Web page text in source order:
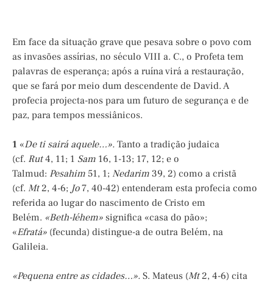
Em face da situação grave que pesava sobre o povo com
as invasões assírias, no século VIII a. C., o Profeta tem
palavras de esperança; após a ruína virá a restauração,
que se fará por meio dum descendente de David. A
profecia projecta-nos para um futuro de segurança e de
paz, para tempos messiânicos.
1 «De ti sairá aquele…». Tanto a tradição judaica
(cf. Rut4, 11; 1 Sam 16, 1-13; 17, 12; e o
Talmud: Pesahim 51, 1; Nedarim 39, 2) como a cristã
(cf. Mt2, 4-6; Jo7, 40-42) entenderam esta profecia como
referida ao lugar do nascimento de Cristo em
Belém. «Beth-léhem» significa «casa do pão»;
«Efratá» (fecunda) distingue-a de outra Belém, na
Galileia.
«Pequena entre as cidades…». S. Mateus (Mt2, 4-6) cita